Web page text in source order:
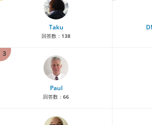
Taku
回答数： 138
3
Paul
回答数： 66